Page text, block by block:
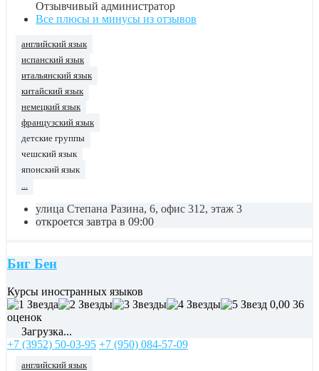
Отзывчивый администратор
Все плюсы и минусы из отзывов
английский язык
испанский язык
итальянский язык
китайский язык
немецкий язык
французский язык
детские группы
чешский язык
японский язык
...
улица Степана Разина, 6, офис 312, этаж 3
откроется завтра в 09:00
Биг Бен
Курсы иностранных языков
0,00 36
оценок
Загрузка...
+7 (3952) 50-03-95 +7 (950) 084-57-09
английский язык